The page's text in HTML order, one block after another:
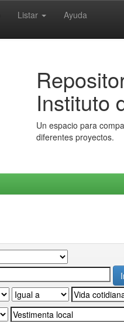
Listar Ayuda
Instituto
Un espacio para
diferentes proyectos.